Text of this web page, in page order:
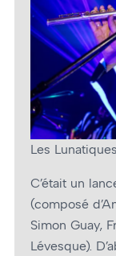
Les
C’était un
(composé
Simon Guay,
Lévesque).